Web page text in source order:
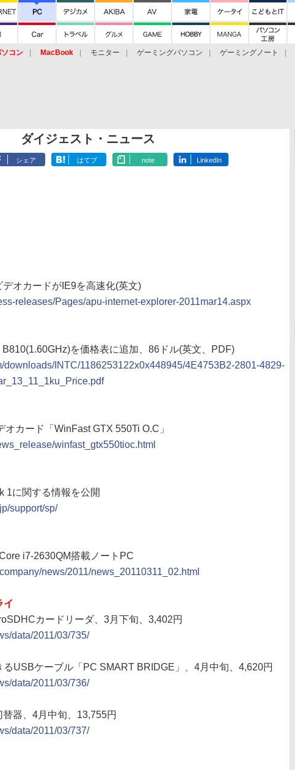
コン MacBook モニター ゲーミングパソコン ゲーミングノート
ダイジェスト・ニュース
シェア はてブ note LinkedIn
デオカードがIE9を高速化(英文)
releases/Pages/apu-internet-explorer-2011mar14.aspx
B810(1.60GHz)を価格表に追加、86ドル(英文、PDF)
downloads/INTC/1186253122x0x448945/4E4753B2-2801-4829-
オカード「WinFast GTX 550Ti O.C」
winfast_gtx550tioc.html
1に関する情報を公開
support/sp/
i7-2630QM搭載ノートPC
news/2011/news_20110311_02.html
イ
カードリーダ、3月下旬、3,402円
data/2011/03/735/
るUSBケーブル「PC SMART BRIDGE」、4月中旬、4,620円
data/2011/03/736/
器、4月中旬、13,755円
data/2011/03/737/